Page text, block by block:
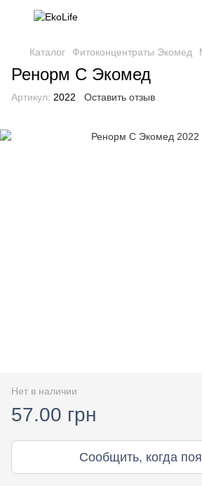
Каталог Фитоконцентраты Экомед
Ренорм С Экомед
Артикул: 2022 Оставить отзыв
Нет в наличии
57.00 грн
Сообщить, когда